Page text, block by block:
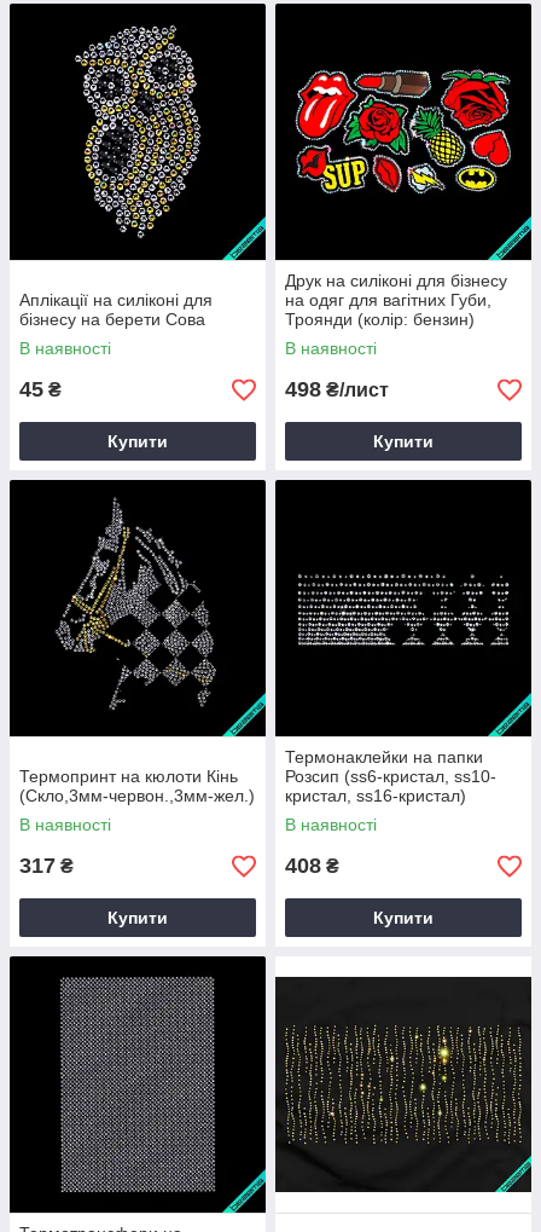
Аплікації на силіконі для
бізнесу на берети Сова
В наявності
45 ₴
Купити
Друк на силіконі для бізнесу
на одяг для вагітних Губи,
Троянди (колір: бензин)
В наявності
498 ₴/лист
Купити
Термопринт на кюлоти Кінь
(Скло,3мм-червон.,3мм-жел.)
В наявності
317 ₴
Купити
Термонаклейки на папки
Розсип (ss6-кристал, ss10-
кристал, ss16-кристал)
В наявності
408 ₴
Купити